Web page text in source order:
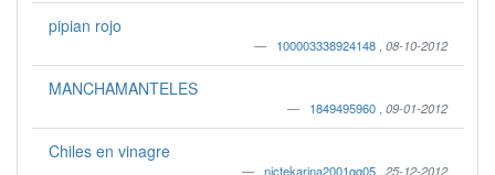
pipian rojo
100003338924148 08-10-2012
MANCHAMANTELES
1849495960 09-01-2012
Chiles en vinagre
nictekarina2001gq05 25-12-2012